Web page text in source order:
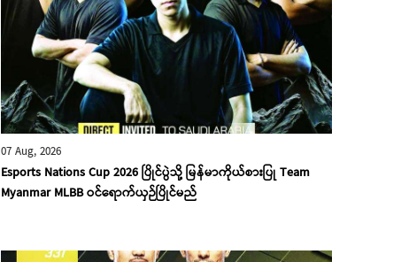
07 Aug, 2026
Esports Nations Cup 2026 ပြိုင်ပွဲသို့ မြန်မာကိုယ်စားပြု Team
Myanmar MLBB ဝင်ရောက်ယှဉ်ပြိုင်မည်